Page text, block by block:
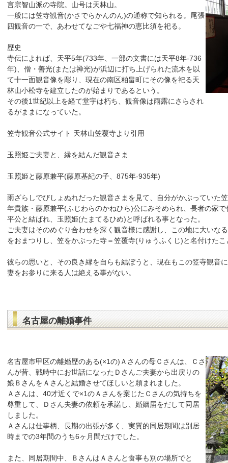
言宗智山派の寺院。山号は天林山。
一般には笠寺観音(かさでらかんのん)の通称で知られる。尾張
四観音の一で、あわせてなごや七福神の恵比須を祀る。
歴史
寺伝によれば、天平5年(733年、一部の文書には天平8年-736
年)、僧・善光(または禅光)が浜辺に打ち上げられた流木を以
て十一面観音像を彫り、現在の南区粕畠町にその像を祀る天
林山小松寺を建立したのが始まりであるという。
その後1世紀以上を経て堂宇は朽ち、観音像は雨露にさらされ
るがままになっていた。
笠寺観音公式サイト 天林山笠覆寺より引用
玉照姫ご夫妻と、縁を結んだ観音さま
玉照姫と藤原兼平(藤原基紀の子、875年-935年)
雨ざらしでびしょぬれだった観音さまを見て、自分がかぶっていた
年貴族・藤原兼平(ふじわらのかねひら)公にみそめられ、長者の家
平公と結ばれ、玉照姫(たまてるひめ)と呼ばれる事となった。
ご夫妻はそのめぐり合わせを深く観音様に感謝し、この地に大いな
をおまつりし、笠をかぶった寺＝笠覆寺(りゅうふくじ)と名付けた
彼らの思いと、その良き縁を自らも結ぼうと、現在もこの笠寺観音
妻をお参りに来る人は絶える事がない。
名古屋の離婚事件
名古屋市甲区の離婚歴のある(×1の)Ａさんの母Ｃさんは、Ｃさ
んが昔、戦時中にお世話になったＤさんご夫妻から出戻りの
娘ＢさんをＡさんと結婚させてほしいと頼まれました。
Ａさんは、40才近くで×1のＡさんを案じたＣさんの気持ちを
尊重して、Ｄさん夫妻の依頼を承諾し、婚姻届をだして同居
しました。
Ａさんは仕事柄、長期の出張が多く、実質的同居期間は別居
時までの3年間のうち6ヶ月間だけでした。
また、同居期間中、ＢさんはＡさんと食事も別の場所でと